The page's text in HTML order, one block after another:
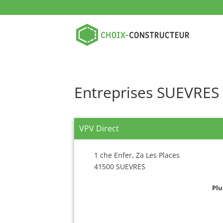
Entreprises SUEVRES
VPV Direct
1 che Enfer, Za Les Places
41500 SUEVRES